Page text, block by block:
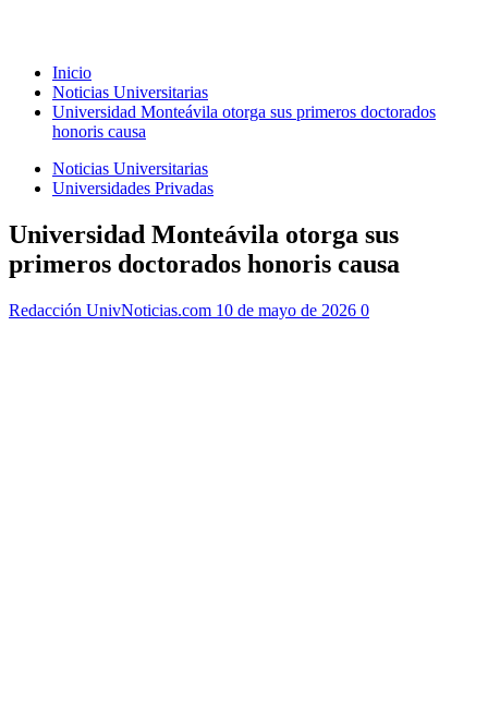
Inicio
Noticias Universitarias
Universidad Monteávila otorga sus primeros doctorados
honoris causa
Noticias Universitarias
Universidades Privadas
Universidad Monteávila otorga sus
primeros doctorados honoris causa
Redacción UnivNoticias.com 10 de mayo de 2026 0